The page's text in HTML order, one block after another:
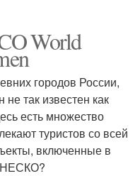
World
городов России,
так известен как
есть множество
туристов со всей
включенные в